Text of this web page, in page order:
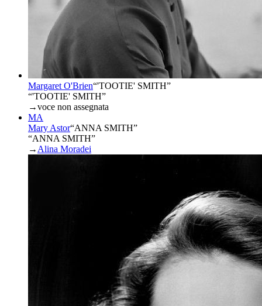
Margaret O'Brien“'TOOTIE' SMITH”
“'TOOTIE' SMITH”
→voce non assegnata
MA
Mary Astor“ANNA SMITH”
“ANNA SMITH”
→ Alina Moradei